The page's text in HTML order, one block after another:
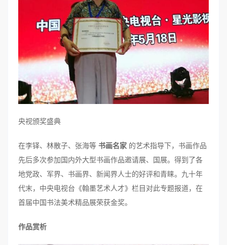
央视颁奖盛典
在李铎、林散子、张海等 书画名家 的艺术指导下，书画作品
先后多次参加国内外大型书画作品邀请展、国展。得到了各
地党政、军界、书画界、新闻界人士的好评和青睐。九十年
代末，中央电视台《翰墨艺术人才》栏目对此专题报道，在
首届中国书法美术精品展荣获金奖。
作品赏析